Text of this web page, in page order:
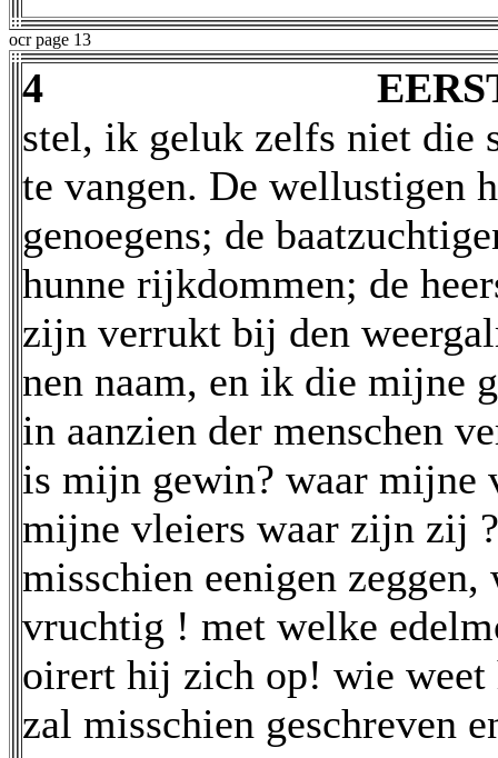
ocr page 13
4
stel, ik geluk zelfs niet die
te vangen. De wellustigen
genoegens; de
hunne rijkdommen; de
zijn verrukt bij den
nen naam, en ik die mijne
in aanzien der menschen
is mijn gewin? waar mijne
mijne vleiers waar zijn zij
misschien eenigen
vruchtig ! met welke
oirert hij zich op! wie weet
zal misschien geschreven